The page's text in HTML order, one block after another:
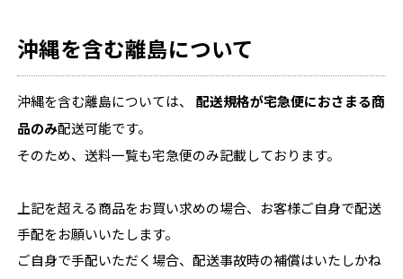
沖縄を含む離島について
沖縄を含む離島については、 配送規格が宅急便におさまる商
品のみ配送可能です。
そのため、送料一覧も宅急便のみ記載しております。
上記を超える商品をお買い求めの場合、お客様ご自身で配送
手配をお願いいたします。
ご自身で手配いただく場合、配送事故時の補償はいたしかね